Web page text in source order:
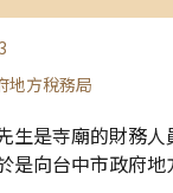
地方稅務局
生是寺廟的財務
是向台中市政府地